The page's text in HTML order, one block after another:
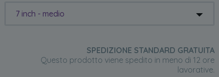
7 inch - medio
SPEDIZIONE STANDARD GRATUITA
Questo prodotto viene spedito in meno di 12 ore
lavorative.